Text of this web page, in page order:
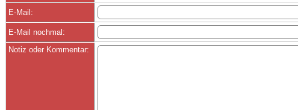
E-Mail:
E-Mail nochmal:
Notiz oder Kommentar: